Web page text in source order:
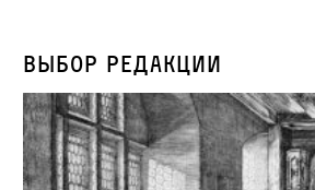
Выбор редакции